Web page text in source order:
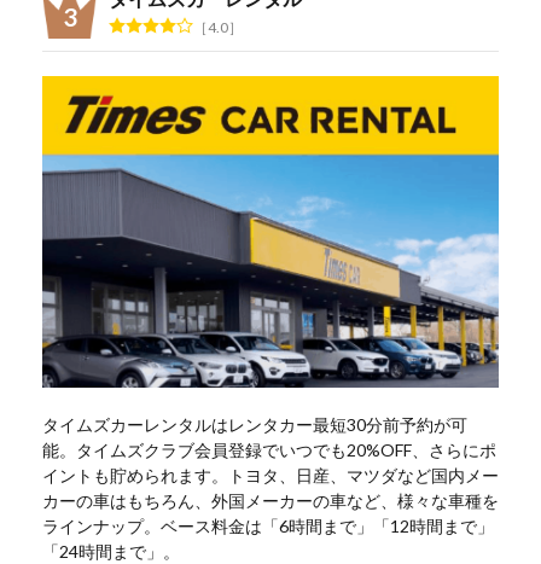
4.0
タイムズカーレンタルはレンタカー最短30分前予約が可
能。タイムズクラブ会員登録でいつでも20%OFF、さらにポ
イントも貯められます。トヨタ、日産、マツダなど国内メー
カーの車はもちろん、外国メーカーの車など、様々な車種を
ラインナップ。ベース料金は「6時間まで」「12時間まで」
「24時間まで」。